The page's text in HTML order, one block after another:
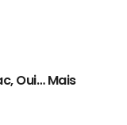
Oui… Mais